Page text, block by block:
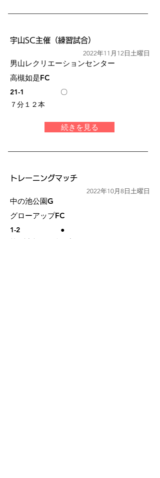
宇山SC主催（練習試合）
2022年11月12日土曜日
男山レクリエーションセンター
高槻如是FC
21-1
〇
７分１２本
続きを見る
トレーニングマッチ
2022年10月8日土曜日
中の池公園G
グローアップFC
1-2
●
第１試合（10分１本）